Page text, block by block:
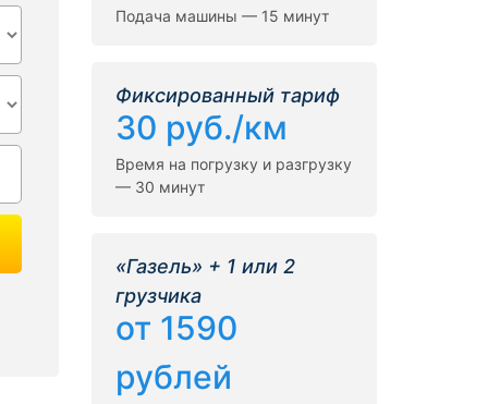
Подача машины — 15 минут
Фиксированный тариф
30 руб./км
Время на погрузку и разгрузку
— 30 минут
«Газель» + 1 или 2
грузчика
от 1590
рублей